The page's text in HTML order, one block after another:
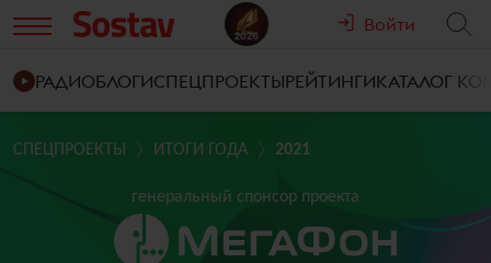
Войти
РАДИОБЛОГИСПЕЦПРОЕКТЫРЕЙТИНГИКАТАЛОГ
СПЕЦПРОЕКТЫ ИТОГИ ГОДА 2021
генеральный спонсор проекта